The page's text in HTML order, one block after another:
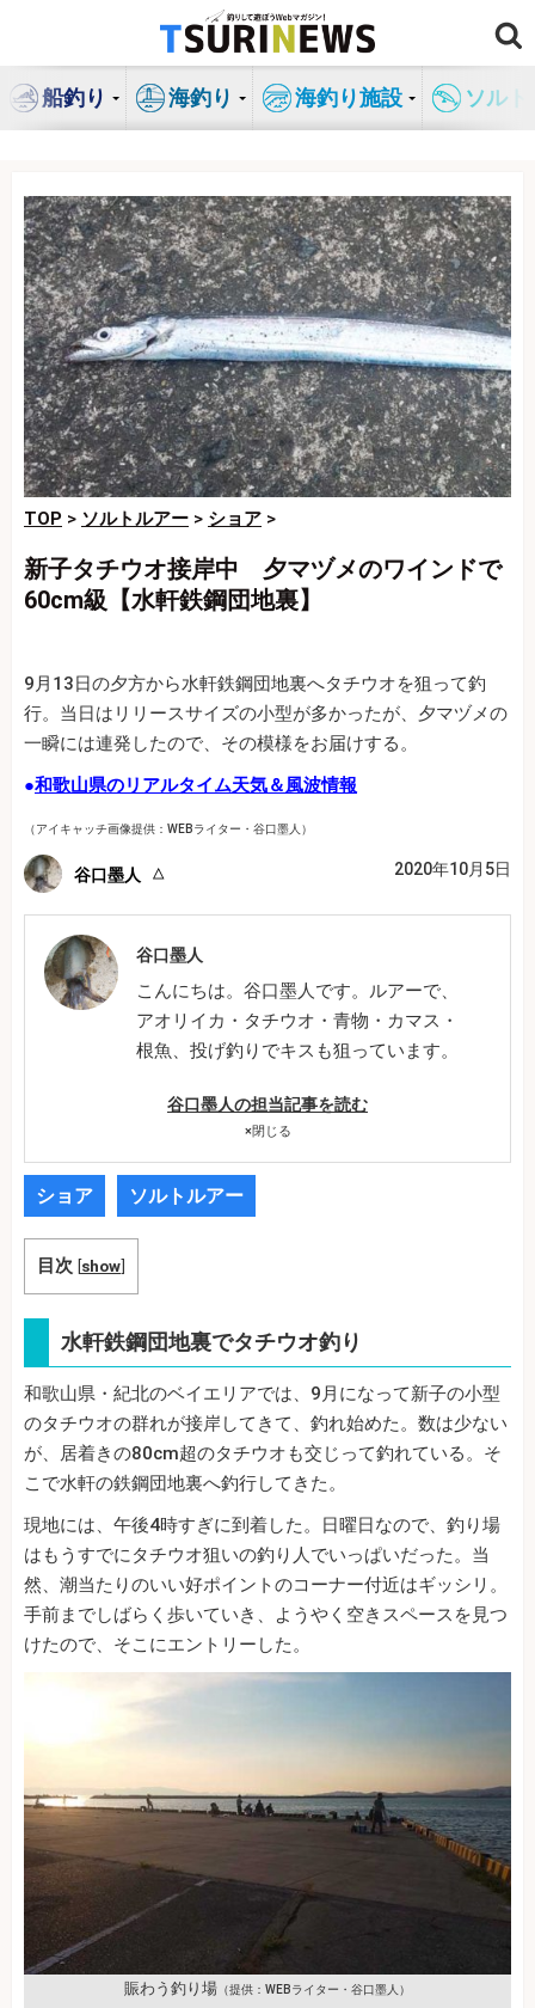
ン
船釣り 海釣り 海釣り施設 ソル
TOP > ソルトルアー > ショア >
新子タチウオ接岸中 夕マヅメのワインドで
60cm級【水軒鉄鋼団地裏】
9月13日の夕方から水軒鉄鋼団地裏へタチウオを狙って釣
行。当日はリリースサイズの小型が多かったが、夕マヅメの
一瞬には連発したので、その模様をお届けする。
●和歌山県のリアルタイム天気＆風波情報
（アイキャッチ画像提供：WEBライター・谷口墨人）
谷口墨人 2020年10月5日
谷口墨人
こんにちは。谷口墨人です。ルアーで、
アオリイカ・タチウオ・青物・カマス・
根魚、投げ釣りでキスも狙っています。
谷口墨人の担当記事を読む
×閉じる
ショア ソルトルアー
目次 [show]
水軒鉄鋼団地裏でタチウオ釣り
和歌山県・紀北のベイエリアでは、9月になって新子の小型
のタチウオの群れが接岸してきて、釣れ始めた。数は少ない
が、居着きの80cm超のタチウオも交じって釣れている。そ
こで水軒の鉄鋼団地裏へ釣行してきた。
現地には、午後4時すぎに到着した。日曜日なので、釣り場
はもうすでにタチウオ狙いの釣り人でいっぱいだった。当
然、潮当たりのいい好ポイントのコーナー付近はギッシリ。
手前までしばらく歩いていき、ようやく空きスペースを見つ
けたので、そこにエントリーした。
賑わう釣り場 （提供：WEBライター・谷口墨人）